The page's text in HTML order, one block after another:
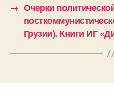
→ Очерки
Грузии). Книги ИГ